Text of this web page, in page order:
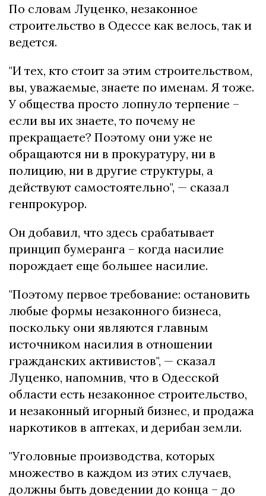
По словам Луценко, незаконное
строительство в Одессе как велось, так и
ведется.
"И тех, кто стоит за этим строительством,
вы, уважаемые, знаете по именам. Я тоже.
У общества просто лопнуло терпение –
если вы их знаете, то почему не
прекращаете? Поэтому они уже не
обращаются ни в прокуратуру, ни в
полицию, ни в другие структуры, а
действуют самостоятельно", — сказал
генпрокурор.
Он добавил, что здесь срабатывает
принцип бумеранга – когда насилие
порождает еще большее насилие.
"Поэтому первое требование: остановить
любые формы незаконного бизнеса,
поскольку они являются главным
источником насилия в отношении
гражданских активистов", — сказал
Луценко, напомнив, что в Одесской
области есть незаконное строительство,
и незаконный игорный бизнес, и продажа
наркотиков в аптеках, и дерибан земли.
"Уголовные производства, которых
множество в каждом из этих случаев,
должны быть доведении до конца – до